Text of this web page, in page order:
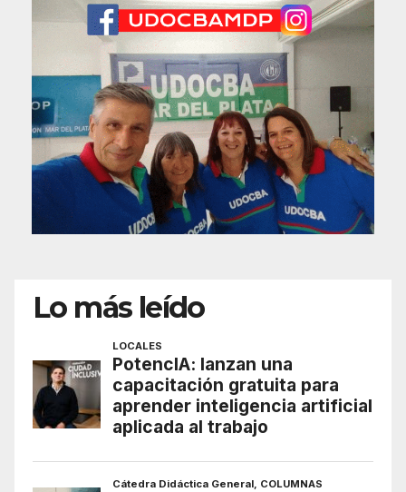
Lo más leído